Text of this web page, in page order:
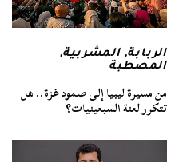
الربابة,المشربية,
المصطبة
من مسيرة ليبيا إلى صمود غزة.. هل
تتكرر لعنة السبعينيات؟